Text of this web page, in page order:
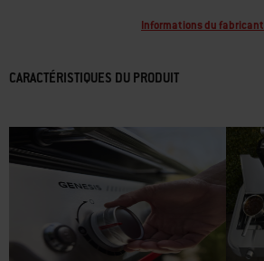
Informations du fabricant
CARACTÉRISTIQUES DU PRODUIT